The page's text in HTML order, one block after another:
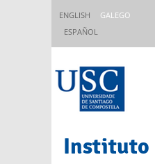
ENGLISH
GALEGO
ESPAÑOL
Instituto